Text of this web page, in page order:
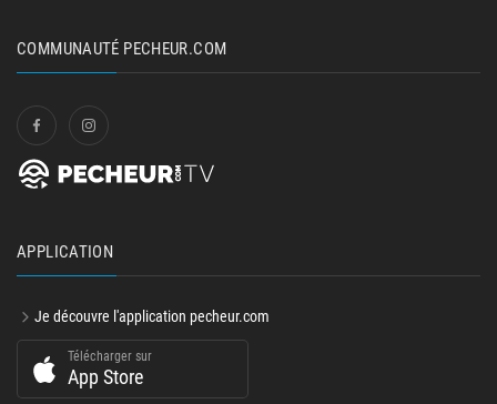
COMMUNAUTÉ PECHEUR.COM
APPLICATION
Je découvre l'application pecheur.com
Télécharger sur
App Store